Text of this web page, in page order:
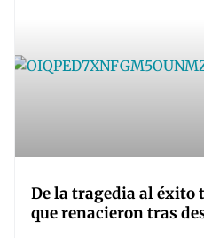
De la tragedia al éxito
que renacieron tras